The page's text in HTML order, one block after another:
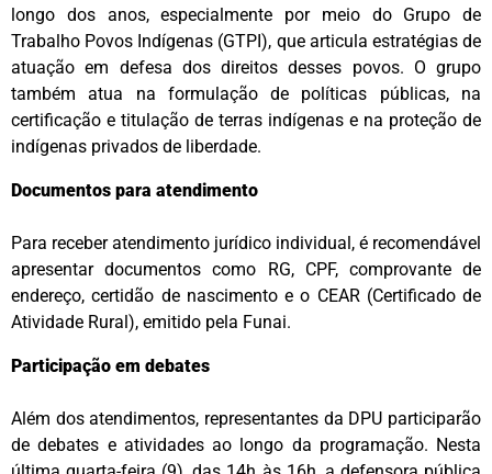
longo dos anos, especialmente por meio do Grupo de
Trabalho Povos Indígenas (GTPI), que articula estratégias de
atuação em defesa dos direitos desses povos. O grupo
também atua na formulação de políticas públicas, na
certificação e titulação de terras indígenas e na proteção de
indígenas privados de liberdade.
Documentos para atendimento
Para receber atendimento jurídico individual, é recomendável
apresentar documentos como RG, CPF, comprovante de
endereço, certidão de nascimento e o CEAR (Certificado de
Atividade Rural), emitido pela Funai.
Participação em debates
Além dos atendimentos, representantes da DPU participarão
de debates e atividades ao longo da programação. Nesta